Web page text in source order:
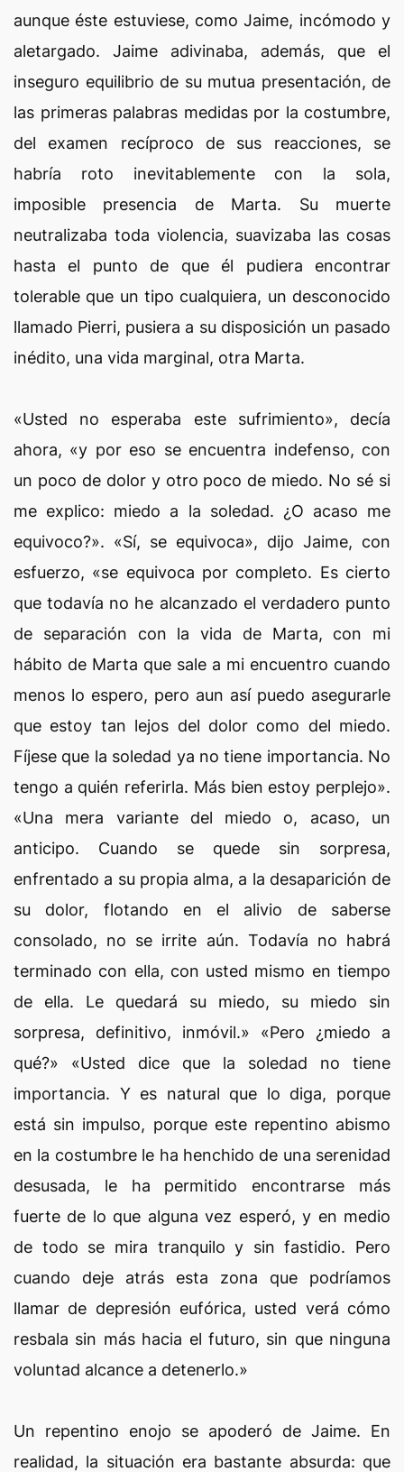
aunque éste estuviese, como Jaime, incómodo y
aletargado. Jaime adivinaba, además, que el
inseguro equilibrio de su mutua presentación, de
las primeras palabras medidas por la costumbre,
del examen recíproco de sus reacciones, se
habría roto inevitablemente con la sola,
imposible presencia de Marta. Su muerte
neutralizaba toda violencia, suavizaba las cosas
hasta el punto de que él pudiera encontrar
tolerable que un tipo cualquiera, un desconocido
llamado Pierri, pusiera a su disposición un pasado
inédito, una vida marginal, otra Marta.
«Usted no esperaba este sufrimiento», decía
ahora, «y por eso se encuentra indefenso, con
un poco de dolor y otro poco de miedo. No sé si
me explico: miedo a la soledad. ¿O acaso me
equivoco?». «Sí, se equivoca», dijo Jaime, con
esfuerzo, «se equivoca por completo. Es cierto
que todavía no he alcanzado el verdadero punto
de separación con la vida de Marta, con mi
hábito de Marta que sale a mi encuentro cuando
menos lo espero, pero aun así puedo asegurarle
que estoy tan lejos del dolor como del miedo.
Fíjese que la soledad ya no tiene importancia. No
tengo a quién referirla. Más bien estoy perplejo».
«Una mera variante del miedo o, acaso, un
anticipo. Cuando se quede sin sorpresa,
enfrentado a su propia alma, a la desaparición de
su dolor, flotando en el alivio de saberse
consolado, no se irrite aún. Todavía no habrá
terminado con ella, con usted mismo en tiempo
de ella. Le quedará su miedo, su miedo sin
sorpresa, definitivo, inmóvil.» «Pero ¿miedo a
qué?» «Usted dice que la soledad no tiene
importancia. Y es natural que lo diga, porque
está sin impulso, porque este repentino abismo
en la costumbre le ha henchido de una serenidad
desusada, le ha permitido encontrarse más
fuerte de lo que alguna vez esperó, y en medio
de todo se mira tranquilo y sin fastidio. Pero
cuando deje atrás esta zona que podríamos
llamar de depresión eufórica, usted verá cómo
resbala sin más hacia el futuro, sin que ninguna
voluntad alcance a detenerlo.»
Un repentino enojo se apoderó de Jaime. En
realidad, la situación era bastante absurda: que